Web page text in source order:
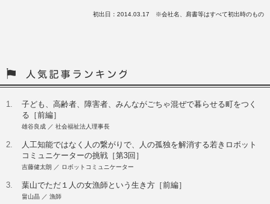
初出日：2014.03.17 ※会社名、肩書等はすべて初出時のもの
1.
子ども、高齢者、障害者、みんながごちゃ混ぜで暮らせる町をつく
る［前編］
雄谷良成 ／ 社会福祉法人理事長
2.
人工知能ではなく人の繋がりで、人の孤独を解消する若きロボット
コミュニケーターの挑戦［第3回］
吉藤健太朗 ／ ロボットコミュニケーター
3. 葉山でただ１人の女漁師という生き方［前編］
畠山晶 ／ 漁師